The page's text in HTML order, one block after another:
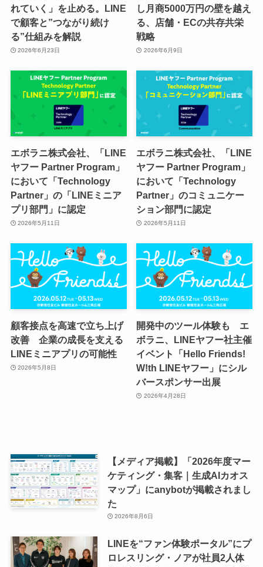
れていく」を止める。LINE
で顧客と”つながり続け
る”仕組みを解説
2026年6月23日
し月商5000万円の壁を越え
る、店舗・ECの共存共栄
戦略
2026年6月9日
エボラニ株式会社、「LINE
ヤフー Partner Program」
において「Technology
Partner」の「LINEミニア
プリ部門」に認定
2026年5月11日
エボラニ株式会社、「LINE
ヤフー Partner Program」
において「Technology
Partner」のコミュニケー
ション部門に認定
2026年5月11日
顧客接点を高速で立ち上げ
改善 企業の成長を支える
LINEミニアプリの可能性
2026年5月8日
開発中のツール体験も エ
ボラニ、LINEヤフー社主催
イベント「Hello Friends!
W!th LINEヤフー」にシル
バースポンサー出展
2026年4月28日
【メディア掲載】「2026年度マー
ケティング・集客｜生成AIカオス
マップ」にanybotが掲載されまし
た
2026年8月6日
LINEを“ファン体験ポータル”にプ
ロレスリング・ノアが社員2人体